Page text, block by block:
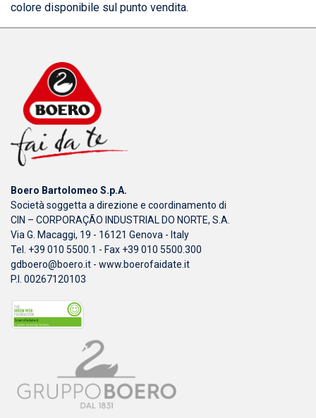
colore disponibile sul punto vendita.
Boero Bartolomeo S.p.A.
Società soggetta a direzione e coordinamento di
CIN – CORPORAÇÃO INDUSTRIAL DO NORTE, S.A.
Via G. Macaggi, 19 - 16121 Genova - Italy
Tel. +39 010 5500.1 - Fax +39 010 5500.300
gdboero@boero.it - www.boerofaidate.it
P.I. 00267120103